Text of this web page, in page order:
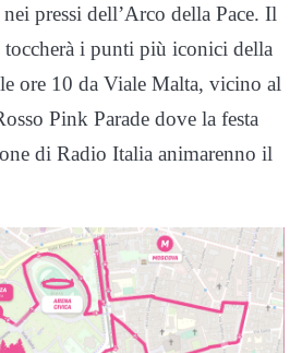
pressi dell’Arco della Pace. Il
toccherà i punti più iconici della
ore 10 da Viale Malta, vicino al
Pink Parade dove la festa
di Radio Italia animarenno il